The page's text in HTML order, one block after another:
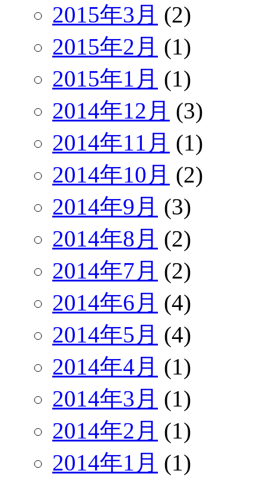
2015年3月 (2)
2015年2月 (1)
2015年1月 (1)
2014年12月 (3)
2014年11月 (1)
2014年10月 (2)
2014年9月 (3)
2014年8月 (2)
2014年7月 (2)
2014年6月 (4)
2014年5月 (4)
2014年4月 (1)
2014年3月 (1)
2014年2月 (1)
2014年1月 (1)